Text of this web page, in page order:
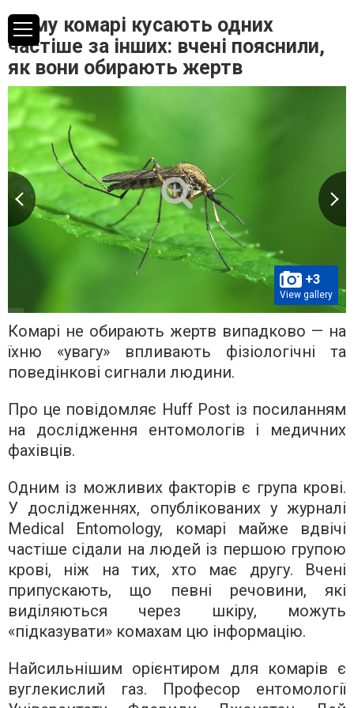
Чому комарі кусають одних
частіше за інших: вчені пояснили,
як вони обирають жертв
+3
View gallery
Комарі не обирають жертв випадково — на
їхню «увагу» впливають фізіологічні та
поведінкові сигнали людини.
Про це повідомляє Huff Post із посиланням
на дослідження ентомологів і медичних
фахівців.
Одним із можливих факторів є група крові.
У дослідженнях, опублікованих у журналі
Medical Entomology, комарі майже вдвічі
частіше сідали на людей із першою групою
крові, ніж на тих, хто має другу. Вчені
припускають, що певні речовини, які
виділяються через шкіру, можуть
«підказувати» комахам цю інформацію.
Найсильнішим орієнтиром для комарів є
вуглекислий газ. Професор ентомології